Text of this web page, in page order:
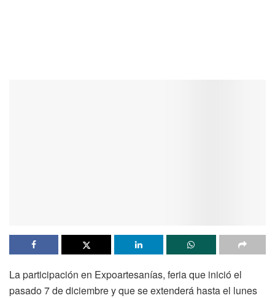
La participación en Expoartesanías, feria que inició el
pasado 7 de diciembre y que se extenderá hasta el lunes